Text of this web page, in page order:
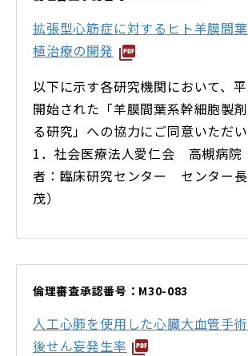
拡張型心筋症に対するヒト羊膜間
植治療の開発
以下に示す各研究機関において、
開始された「羊膜間葉系幹細胞製
る研究」への協力にご同意いただ
1．社会医療法人愛仁会 高槻病院
者：臨床研究センター センター
茂）
倫理審査承認番号：M30-083
人工心肺を使用した心臓大血管手
後せん妄発生率